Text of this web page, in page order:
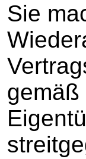
Sie
gemäß